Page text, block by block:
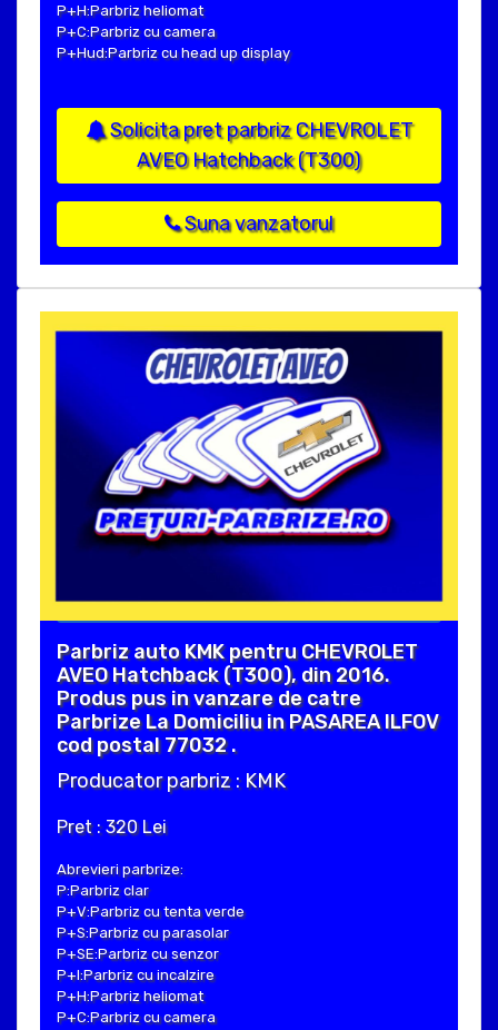
P+H:Parbriz heliomat
P+C:Parbriz cu camera
P+Hud:Parbriz cu head up display
Solicita pret parbriz CHEVROLET
AVEO Hatchback (T300)
Suna vanzatorul
Parbriz auto KMK pentru CHEVROLET
AVEO Hatchback (T300), din 2016.
Produs pus in vanzare de catre
Parbrize La Domiciliu in PASAREA ILFOV
cod postal 77032 .
Producator parbriz : KMK
Pret : 320 Lei
Abrevieri parbrize:
P:Parbriz clar
P+V:Parbriz cu tenta verde
P+S:Parbriz cu parasolar
P+SE:Parbriz cu senzor
P+I:Parbriz cu incalzire
P+H:Parbriz heliomat
P+C:Parbriz cu camera